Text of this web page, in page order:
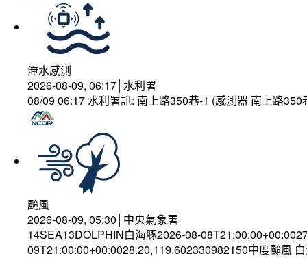
淹水感測
2026-08-09, 06:17│水利署
08/09 06:17 水利署訊: 南上路350巷-1 (感測器 南上路
颱風
2026-08-09, 05:30│中央氣象署
14SEA13DOLPHIN白海豚2026-08-
09T21:00:00+00:0028.20,119.602330982150中度颱風